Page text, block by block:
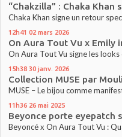
“Chakzilla” : Chaka Khan
Chaka Khan signe un retour
12h41 02 mars 2026
On Aura Tout Vu x Emily
On Aura Tout Vu signe les
15h38 30 janv. 2026
Collection MUSE par
MUSE – Le bijou comme
11h36 26 mai 2025
Beyonce porte eyepatch
Beyoncé x On Aura Tout Vu :